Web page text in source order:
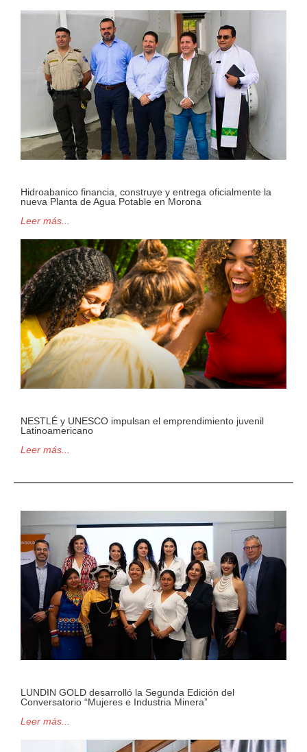
Hidroabanico financia, construye y entrega oficialmente la
nueva Planta de Agua Potable en Morona
Leer más...
NESTLÉ y UNESCO impulsan el emprendimiento juvenil
Latinoamericano
Leer más...
LUNDIN GOLD desarrolló la Segunda Edición del
Conversatorio “Mujeres e Industria Minera”
Leer más...